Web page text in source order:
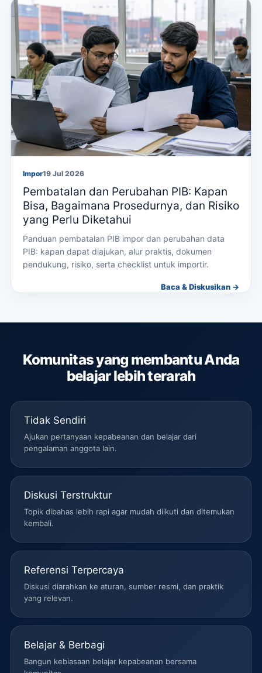
Impor19 Jul 2026
Pembatalan dan Perubahan PIB: Kapan
Bisa, Bagaimana Prosedurnya, dan Risiko
yang Perlu Diketahui
Panduan pembatalan PIB impor dan perubahan data
PIB: kapan dapat diajukan, alur praktis, dokumen
pendukung, risiko, serta checklist untuk importir.
Baca & Diskusikan →
Komunitas yang membantu Anda
belajar lebih terarah
Tidak Sendiri
Ajukan pertanyaan kepabeanan dan belajar dari
pengalaman anggota lain.
Diskusi Terstruktur
Topik dibahas lebih rapi agar mudah diikuti dan ditemukan
kembali.
Referensi Terpercaya
Diskusi diarahkan ke aturan, sumber resmi, dan praktik
yang relevan.
Belajar & Berbagi
Bangun kebiasaan belajar kepabeanan bersama